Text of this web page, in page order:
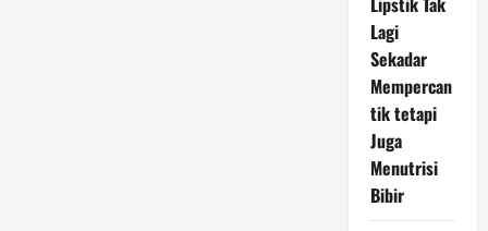
Lagi
Sekadar
Mempercan
tik tetapi
Juga
Menutrisi
Bibir